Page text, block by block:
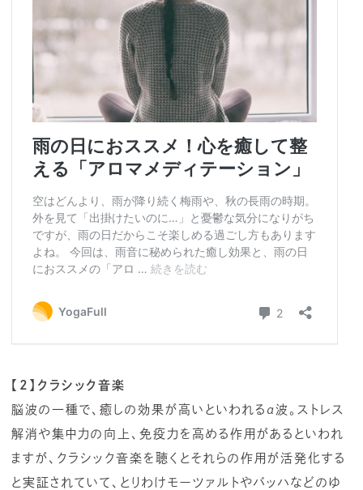
【2】クラシック音楽
脳波の一種で、癒しの効果が高いといわれるα波。ストレス
解消や集中力の向上、免疫力を高める作用があるといわれ
ますが、クラシック音楽を聴くとそれらの作用が活発化する
と実証されていて、とりわけモーツァルトやバッハなどのゆ